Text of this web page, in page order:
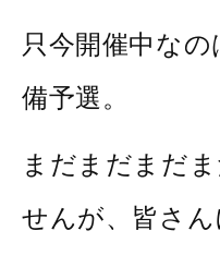
只今開催中な
備予選。
まだまだまだ
せんが、皆さ